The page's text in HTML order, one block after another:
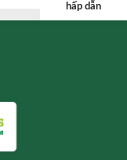
hấp dẫn